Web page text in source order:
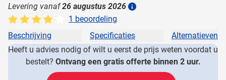
Levering vanaf26 augustus 2026
1 beoordeling
Beschrijving
Specificaties
Alternatieven
Heeft u advies nodig of wilt u eerst de prijs weten voordat u
bestelt? Ontvang een gratis offerte binnen 2 uur.